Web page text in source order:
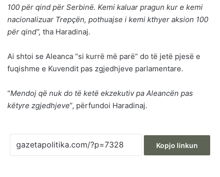
100 për qind për Serbinë. Kemi kaluar pragun kur e kemi
nacionalizuar Trepçën, pothuajse i kemi kthyer aksion 100
për qind”, tha Haradinaj.
Ai shtoi se Aleanca “si kurrë më parë” do të jetë pjesë e
fuqishme e Kuvendit pas zgjedhjeve parlamentare.
“Mendoj që nuk do të ketë ekzekutiv pa Aleancën pas
këtyre zgjedhjeve”, përfundoi Haradinaj.
Kopjo linkun